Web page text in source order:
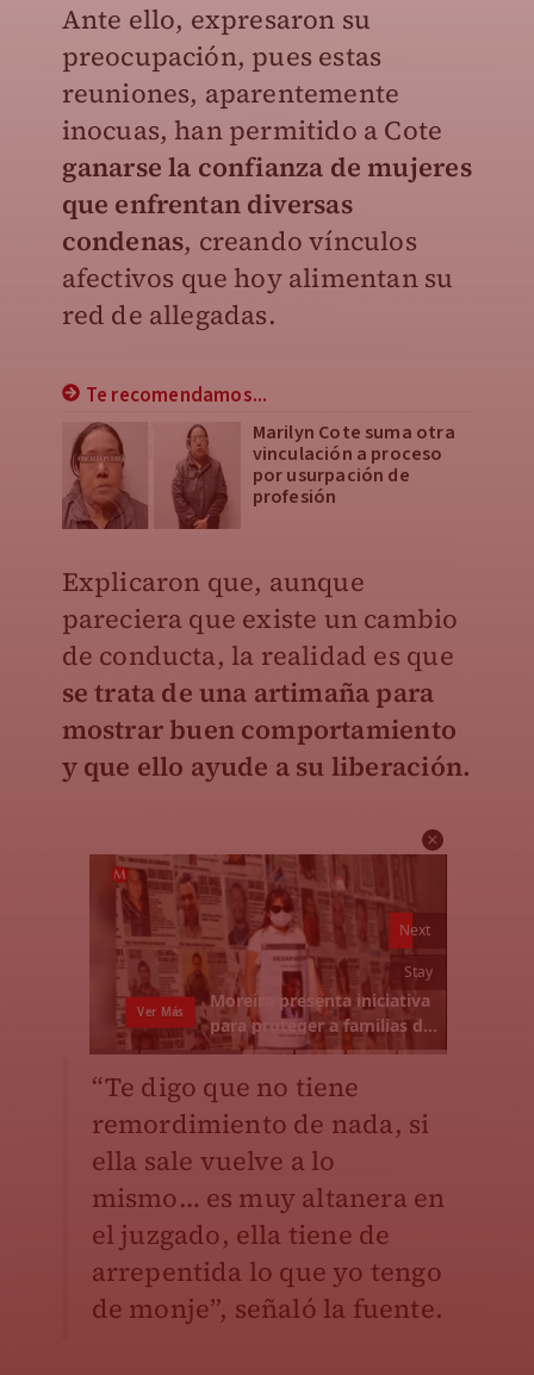
Ante ello, expresaron su
preocupación, pues estas
reuniones, aparentemente
inocuas, han permitido a Cote
ganarse la confianza de mujeres
que enfrentan diversas
condenas, creando vínculos
afectivos que hoy alimentan su
red de allegadas.
Te recomendamos...
Marilyn Cote suma otra
vinculación a proceso
por usurpación de
profesión
Explicaron que, aunque
pareciera que existe un cambio
de conducta, la realidad es que
se trata de una artimaña para
mostrar buen comportamiento
y que ello ayude a su liberación.
“Te digo que no tiene
remordimiento de nada, si
ella sale vuelve a lo
mismo… es muy altanera en
el juzgado, ella tiene de
arrepentida lo que yo tengo
de monje”, señaló la fuente.